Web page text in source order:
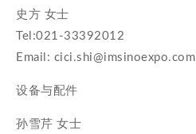
史方 女士
Tel:021-33392012
Email: cici.shi@imsinoexpo.com
设备与配件
孙雪芹 女士